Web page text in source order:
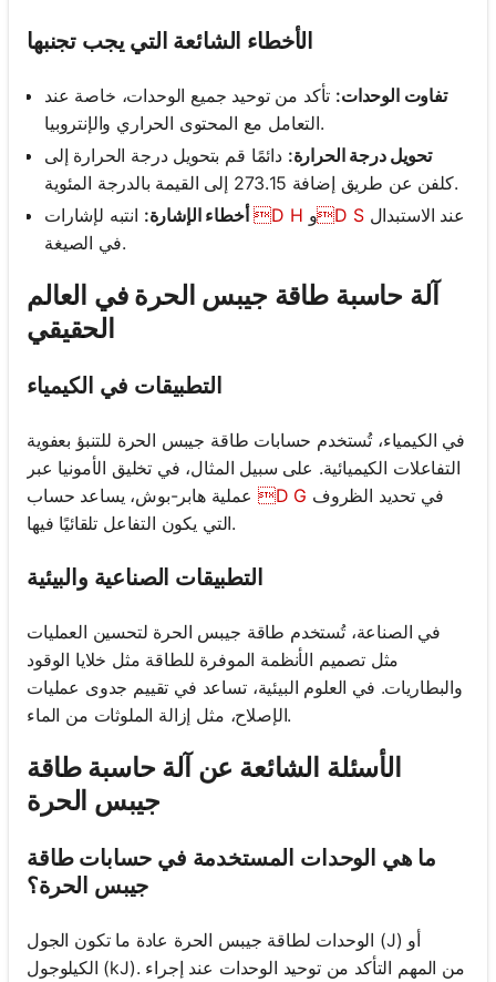
الأخطاء الشائعة التي يجب تجنبها
تفاوت الوحدات: تأكد من توحيد جميع الوحدات، خاصة عند
التعامل مع المحتوى الحراري والإنتروبيا.
تحويل درجة الحرارة: دائمًا قم بتحويل درجة الحرارة إلى
كلفن عن طريق إضافة 273.15 إلى القيمة بالدرجة المئوية.
أخطاء الإشارة:انتبه لإشاراتD H وD Sعند الاستبدال
في الصيغة.
آلة حاسبة طاقة جيبس الحرة في العالم
الحقيقي
التطبيقات في الكيمياء
في الكيمياء، تُستخدم حسابات طاقة جيبس الحرة للتنبؤ بعفوية
التفاعلات الكيميائية. على سبيل المثال، في تخليق الأمونيا عبر
D G
التي يكون التفاعل تلقائيًا فيها.
التطبيقات الصناعية والبيئية
في الصناعة، تُستخدم طاقة جيبس الحرة لتحسين العمليات
مثل تصميم الأنظمة الموفرة للطاقة مثل خلايا الوقود
والبطاريات. في العلوم البيئية، تساعد في تقييم جدوى عمليات
الإصلاح، مثل إزالة الملوثات من الماء.
الأسئلة الشائعة عن آلة حاسبة طاقة
جيبس الحرة
ما هي الوحدات المستخدمة في حسابات طاقة
جيبس الحرة؟
الوحدات لطاقة جيبس الحرة عادة ما تكون الجول (J) أو
الكيلوجول (kJ). من المهم التأكد من توحيد الوحدات عند إجراء